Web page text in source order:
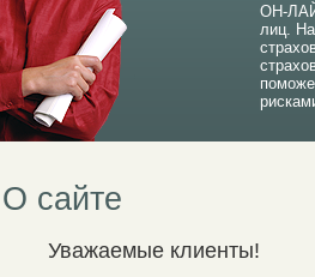
ОН-
лиц.
О сайте
Уважаемые клиенты!